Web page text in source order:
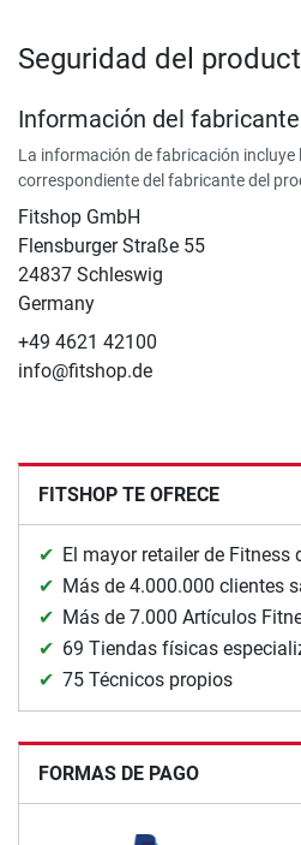
Seguridad del
Información del fabricante
La información de fabricación incluye
correspondiente del fabricante del
Fitshop GmbH
Flensburger Straße 55
24837 Schleswig
Germany
+49 4621 42100
info@fitshop.de
FITSHOP TE OFRECE
El mayor retailer de Fitness
Más de 4.000.000 clientes
Más de 7.000 Artículos
69 Tiendas físicas
75 Técnicos propios
FORMAS DE PAGO